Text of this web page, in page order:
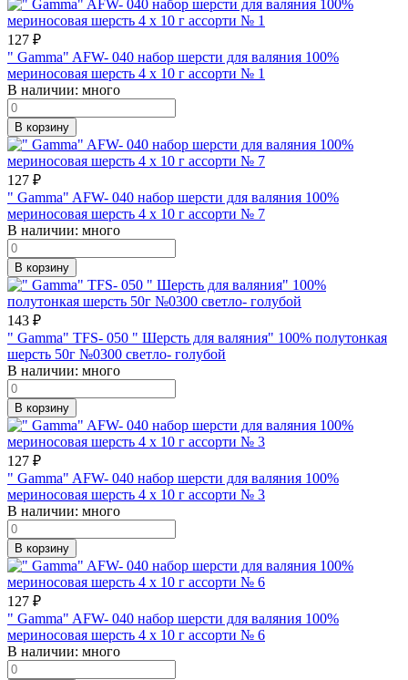
127 ₽
" Gamma" AFW- 040 набор шерсти для валяния 100%
мериносовая шерсть 4 х 10 г ассорти № 1
В наличии: много
В корзину
127 ₽
" Gamma" AFW- 040 набор шерсти для валяния 100%
мериносовая шерсть 4 х 10 г ассорти № 7
В наличии: много
В корзину
143 ₽
" Gamma" TFS- 050 " Шерсть для валяния" 100% полутонкая
шерсть 50г №0300 светло- голубой
В наличии: много
В корзину
127 ₽
" Gamma" AFW- 040 набор шерсти для валяния 100%
мериносовая шерсть 4 х 10 г ассорти № 3
В наличии: много
В корзину
127 ₽
" Gamma" AFW- 040 набор шерсти для валяния 100%
мериносовая шерсть 4 х 10 г ассорти № 6
В наличии: много